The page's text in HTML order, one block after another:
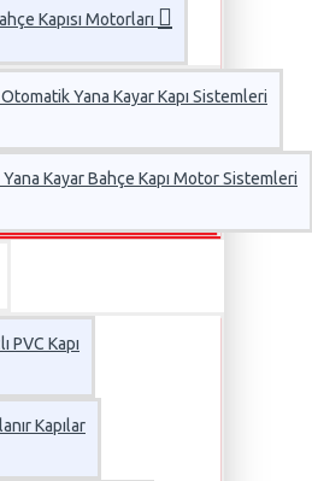
Kapısı Motorları
Yana Kayar Kapı Sistemleri
Yana Kayar Bahçe Kapı Motor Sistemleri
PVC Kapı
Kapılar